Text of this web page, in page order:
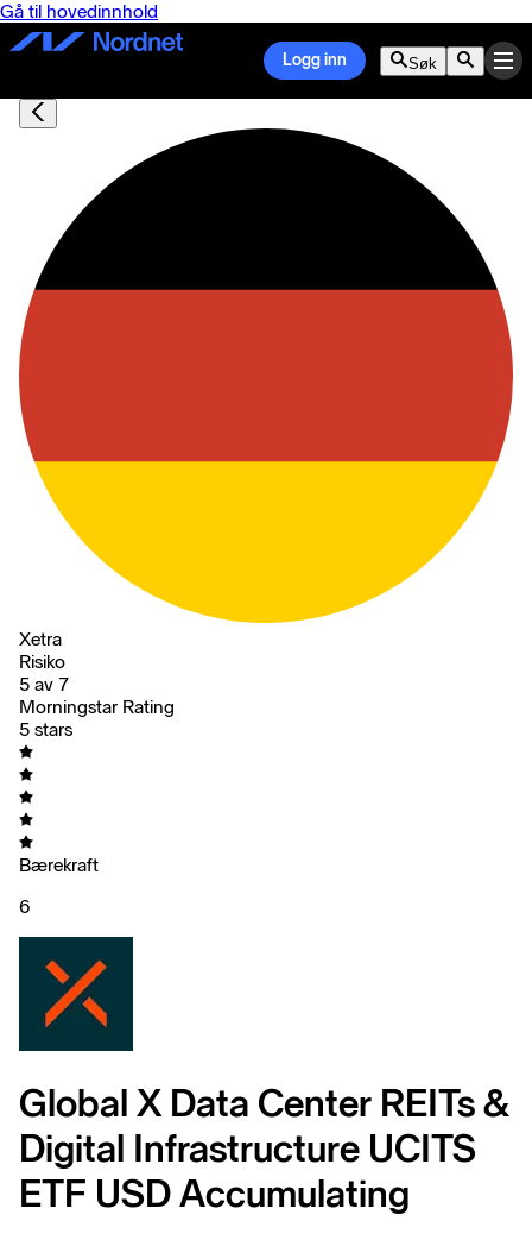
Gå til hovedinnhold
Logg inn Søk
Xetra
Risiko
5 av 7
Morningstar Rating
5 stars
Bærekraft
6
Global X Data Center REITs &
Digital Infrastructure UCITS
ETF USD Accumulating